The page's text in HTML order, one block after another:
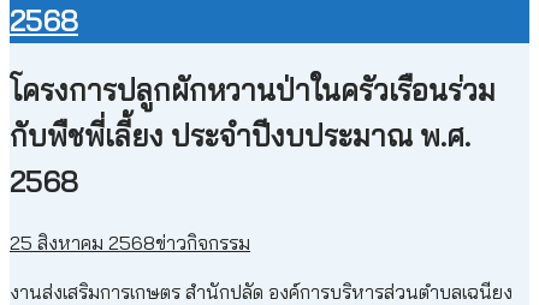
2568
โครงการปลูกผักหวานป่าในครัวเรือนร่วม
กับพืชพี่เลี้ยง ประจำปีงบประมาณ พ.ศ.
2568
25 สิงหาคม 2568ข่าวกิจกรรม
งานส่งเสริมการเกษตร สำนักปลัด องค์การบริหารส่วนตำบลเฉนียง